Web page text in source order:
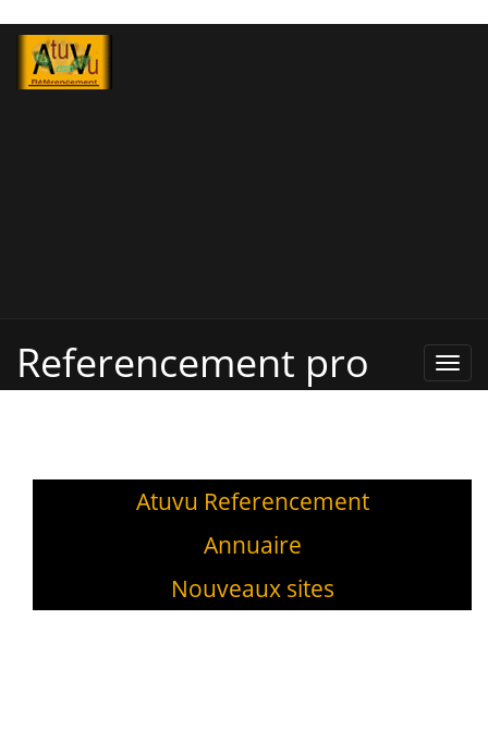
Pro,
Referencement pro
Atuvu Referencement
Annuaire
Nouveaux sites